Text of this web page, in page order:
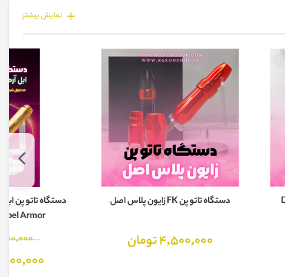
نمايش بيشتر
دستگاه تاتو پن FK زایون پلاس اصل
4,500,000 تومان
Armor
4,000,000
3,800,000